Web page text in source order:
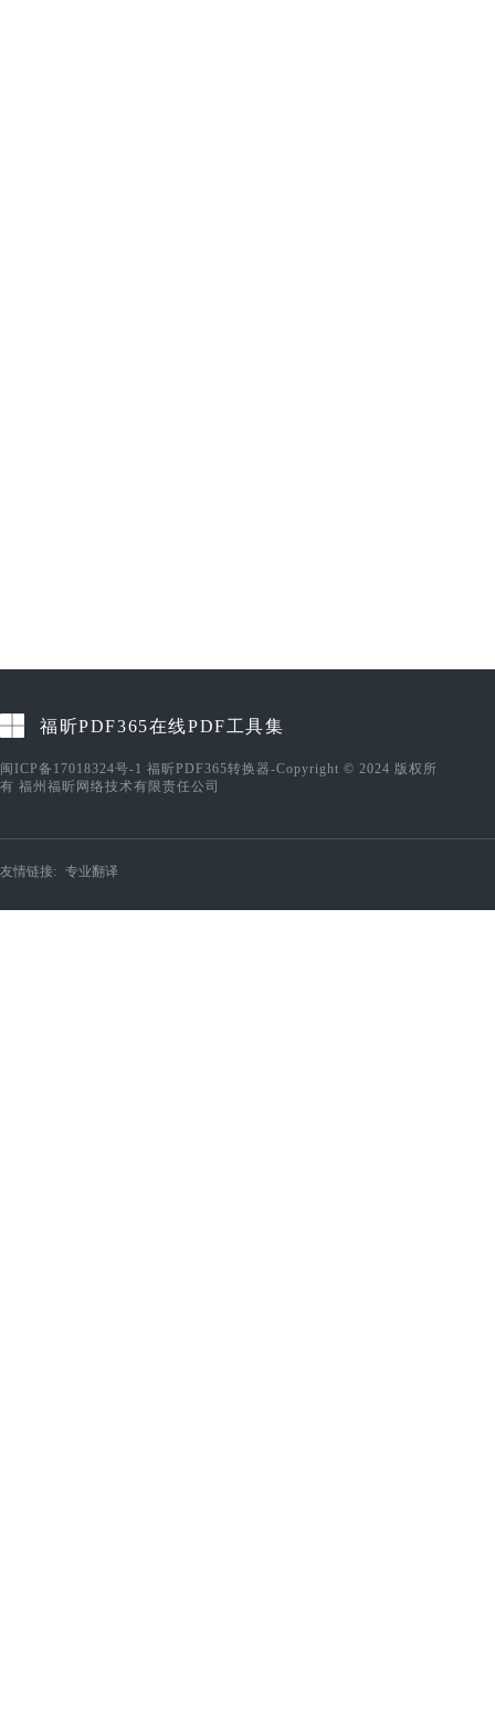
福昕PDF365在线PDF工具集
闽ICP备17018324号-1 福昕PDF365转换器-Copyright © 2024 版权所
有 福州福昕网络技术有限责任公司
友情链接: 专业翻译